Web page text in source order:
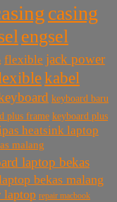
casing
engsel
flexible jack power
kabel
keyboard baru
plus frame keyboard plus
heatsink laptop
malang
laptop bekas
bekas malang
laptop repair macbook